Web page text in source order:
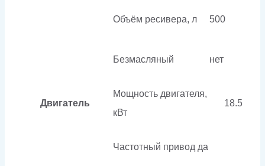
Объём ресивера, л 500
Безмасляный нет
Двигатель
Мощность двигателя,
кВт
18.5
Частотный привод да